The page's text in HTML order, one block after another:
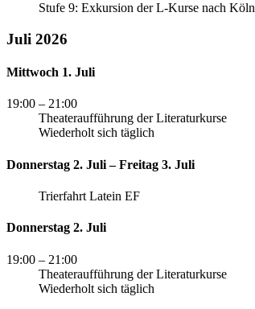
Stufe 9: Exkursion der L-Kurse nach Köln
Juli 2026
Mittwoch 1. Juli
19:00 – 21:00
Theateraufführung der Literaturkurse
Wiederholt sich täglich
Donnerstag 2. Juli – Freitag 3. Juli
Trierfahrt Latein EF
Donnerstag 2. Juli
19:00 – 21:00
Theateraufführung der Literaturkurse
Wiederholt sich täglich